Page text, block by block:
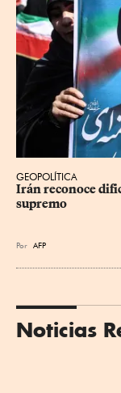
GEOPOLÍTICA
Irán reconoce
supremo
Por AFP
Noticias